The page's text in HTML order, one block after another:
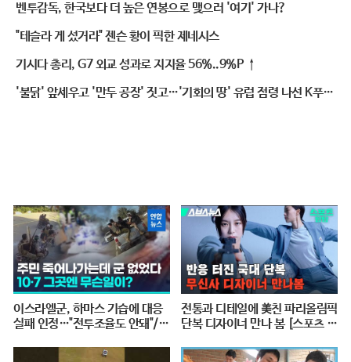
벤투감독, 한국보다 더 높은 연봉으로 맺으러 '여기' 가나?
"테슬라 게 섰거라" 젠슨 황이 픽한 제네시스
기시다 총리, G7 외교 성과로 지지율 56%..9%P ↑
'불닭' 앞세우고 '만두 공장' 짓고…'기회의 땅' 유럽 점령 나선 K푸드
이스라엘군, 하마스 기습에 대응
실패 인정…"전투조율도 안돼"/
전통과 디테일에 美친 파리올림픽
단복 디자이너 만나 봄 [스포츠 탐